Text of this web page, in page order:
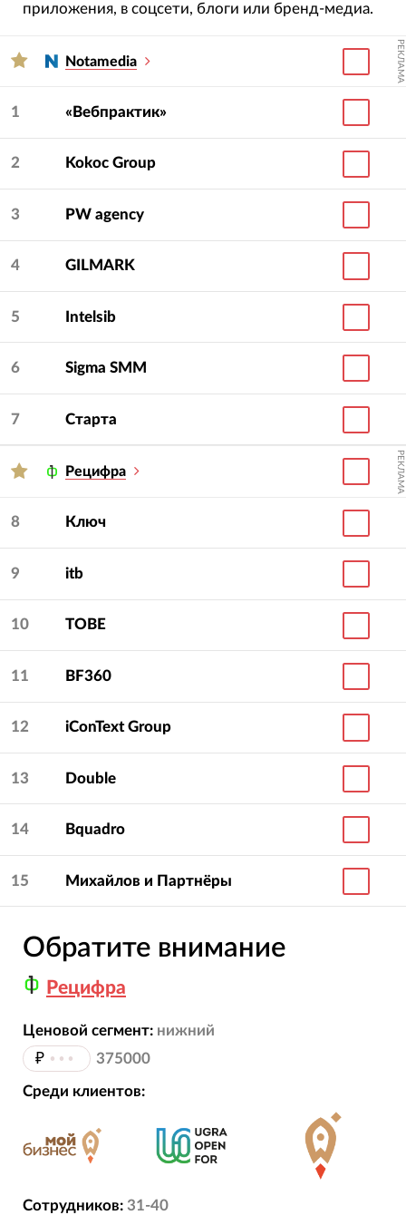
приложения, в соцсети, блоги или бренд-медиа.
Notamedia РЕКЛАМА
1 «Вебпрактик»
2 Kokoc Group
3 PW agency
4 GILMARK
5 Intelsib
6 Sigma SMM
7 Старта
Рецифра РЕКЛАМА
8 Ключ
9 itb
10 TOBE
11 BF360
12 iConText Group
13 Double
14 Bquadro
15 Михайлов и Партнёры
Обратите внимание
Рецифра
Ценовой сегмент: нижний
₽ ••• 375000
Среди клиентов:
Сотрудников: 31-40